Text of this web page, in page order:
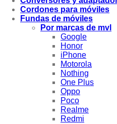
Cordones para móviles
Fundas de móviles
Por marcas de mvl
Google
Honor
iPhone
Motorola
Nothing
One Plus
Oppo
Poco
Realme
Redmi